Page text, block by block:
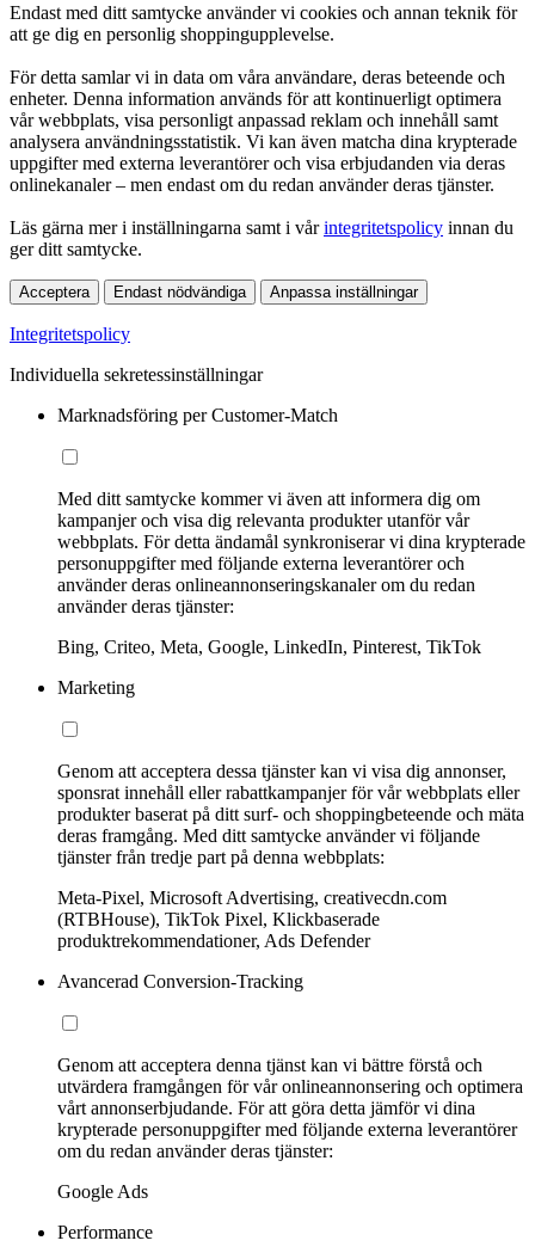
Endast med ditt samtycke använder vi cookies och annan teknik för
att ge dig en personlig shoppingupplevelse.
För detta samlar vi in data om våra användare, deras beteende och
enheter. Denna information används för att kontinuerligt optimera
vår webbplats, visa personligt anpassad reklam och innehåll samt
analysera användningsstatistik. Vi kan även matcha dina krypterade
uppgifter med externa leverantörer och visa erbjudanden via deras
onlinekanaler – men endast om du redan använder deras tjänster.
Läs gärna mer i inställningarna samt i vårintegritetspolicy innan du
ger ditt samtycke.
Acceptera Endast nödvändiga Anpassa inställningar
Integritetspolicy
Individuella sekretessinställningar
Marknadsföring per Customer-Match
Med ditt samtycke kommer vi även att informera dig om
kampanjer och visa dig relevanta produkter utanför vår
webbplats. För detta ändamål synkroniserar vi dina krypterade
personuppgifter med följande externa leverantörer och
använder deras onlineannonseringskanaler om du redan
använder deras tjänster:
Bing, Criteo, Meta, Google, LinkedIn, Pinterest, TikTok
Marketing
Genom att acceptera dessa tjänster kan vi visa dig annonser,
sponsrat innehåll eller rabattkampanjer för vår webbplats eller
produkter baserat på ditt surf- och shoppingbeteende och mäta
deras framgång. Med ditt samtycke använder vi följande
tjänster från tredje part på denna webbplats:
Meta-Pixel, Microsoft Advertising, creativecdn.com
(RTBHouse), TikTok Pixel, Klickbaserade
produktrekommendationer, Ads Defender
Avancerad Conversion-Tracking
Genom att acceptera denna tjänst kan vi bättre förstå och
utvärdera framgången för vår onlineannonsering och optimera
vårt annonserbjudande. För att göra detta jämför vi dina
krypterade personuppgifter med följande externa leverantörer
om du redan använder deras tjänster:
Google Ads
Performance